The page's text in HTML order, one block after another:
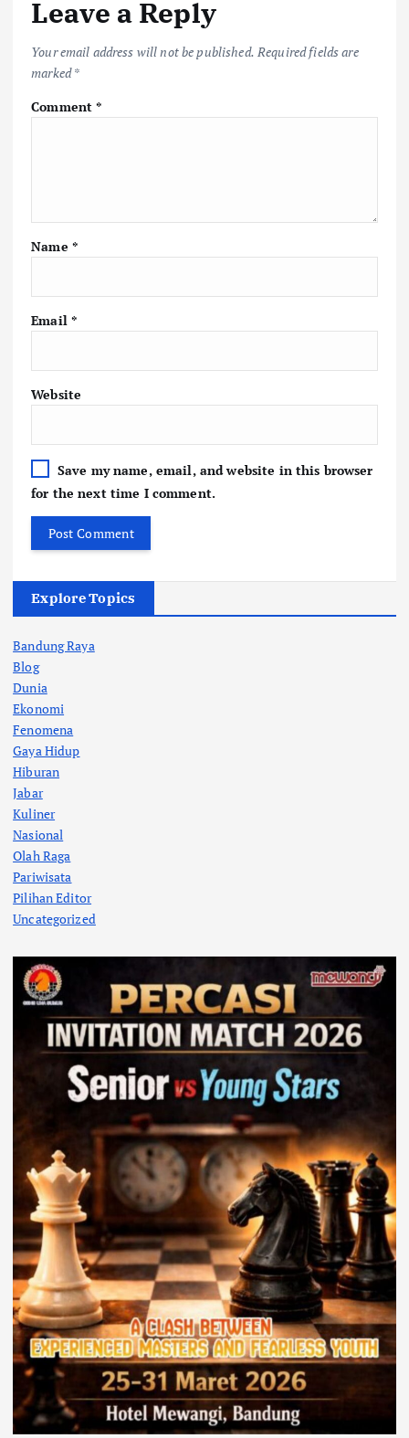
o
k
p
p k
Leave a Reply
Your email address will not be published. Required fields are
marked*
Comment*
Name *
Email *
Website
Save my name, email, and website in this browser
for the next time I comment.
Explore Topics
Bandung Raya
Blog
Dunia
Ekonomi
Fenomena
Gaya Hidup
Hiburan
Jabar
Kuliner
Nasional
Olah Raga
Pariwisata
Pilihan Editor
Uncategorized